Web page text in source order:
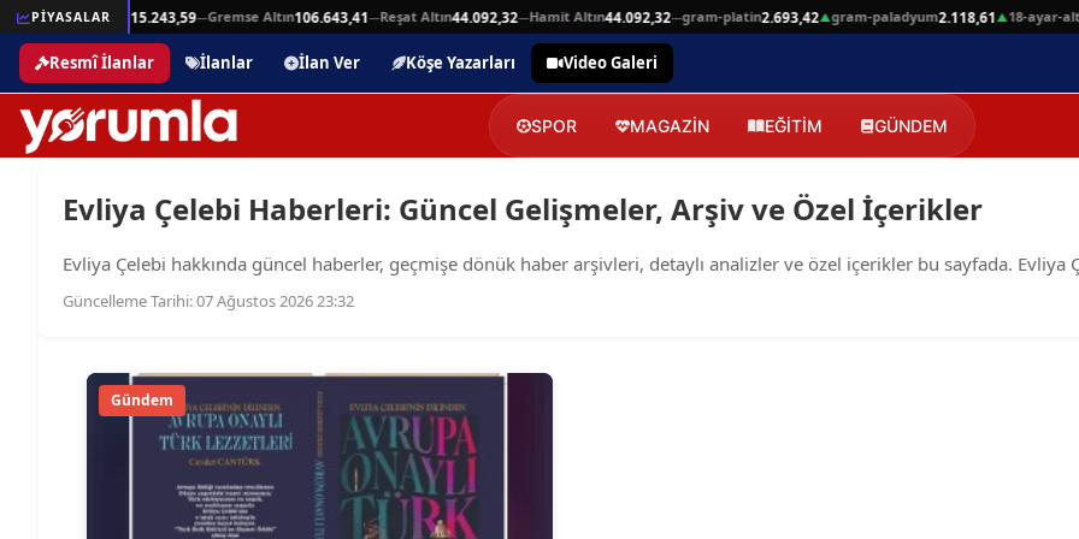
PİYASALAR
—Beşli Altın 215.243,59—Gremse Altın106.643,41—Reşat Altın44.092,32—Hamit Altın44.092,32—gram-platin2.693,42▲gram-paladyum2.118,61▲18-ayar-
Resmî İlanlar İlanlar İlan Ver Köşe Yazarları Video Galeri
SPOR MAGAZİN EĞİTİM GÜNDEM
Evliya Çelebi Haberleri: Güncel Gelişmeler, Arşiv ve Özel İçerikler
Evliya Çelebi hakkında güncel haberler, geçmişe dönük haber arşivleri, detaylı analizler ve özel içerikler bu sayfada.
Güncelleme Tarihi: 07 Ağustos 2026 23:32
Gündem